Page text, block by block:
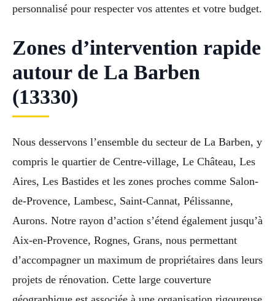
personnalisé pour respecter vos attentes et votre budget.
Zones d’intervention rapide
autour de La Barben
(13330)
Nous desservons l’ensemble du secteur de La Barben, y
compris le quartier de Centre-village, Le Château, Les
Aires, Les Bastides et les zones proches comme Salon-
de-Provence, Lambesc, Saint-Cannat, Pélissanne,
Aurons. Notre rayon d’action s’étend également jusqu’à
Aix-en-Provence, Rognes, Grans, nous permettant
d’accompagner un maximum de propriétaires dans leurs
projets de rénovation. Cette large couverture